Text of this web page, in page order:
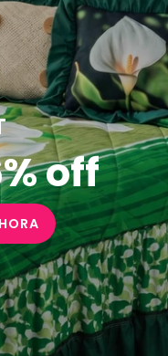
off